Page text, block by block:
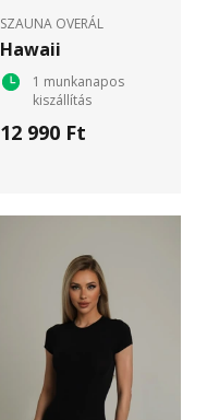
SZAUNA OVERÁL
Hawaii
1 munkanapos
kiszállítás
12 990 Ft